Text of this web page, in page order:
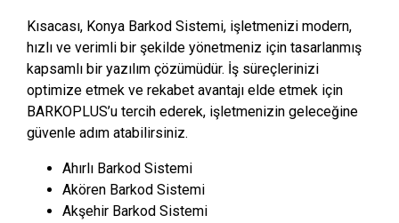
Kısacası, Konya Barkod Sistemi, işletmenizi modern,
hızlı ve verimli bir şekilde yönetmeniz için tasarlanmış
kapsamlı bir yazılım çözümüdür. İş süreçlerinizi
optimize etmek ve rekabet avantajı elde etmek için
BARKOPLUS’u tercih ederek, işletmenizin geleceğine
güvenle adım atabilirsiniz.
Ahırlı Barkod Sistemi
Akören Barkod Sistemi
Akşehir Barkod Sistemi